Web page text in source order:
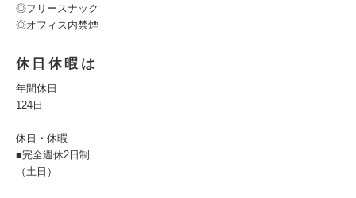
◎フリースナック
◎オフィス内禁煙
休日休暇は
年間休日
124日
休日・休暇
■完全週休2日制
（土日）